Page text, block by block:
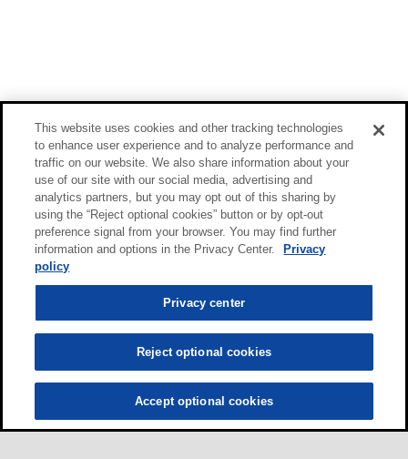
This website uses cookies and other tracking technologies
to enhance user experience and to analyze performance and
traffic on our website. We also share information about your
use of our site with our social media, advertising and
analytics partners, but you may opt out of this sharing by
using the “Reject optional cookies” button or by opt-out
preference signal from your browser. You may find further
information and options in the Privacy Center.
Privacy
policy
Privacy center
Reject optional cookies
Accept optional cookies